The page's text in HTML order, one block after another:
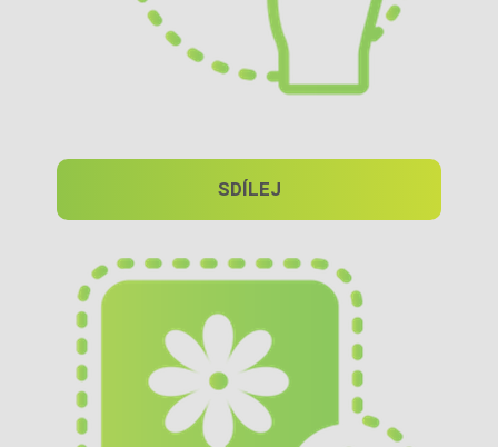
SDÍLEJ